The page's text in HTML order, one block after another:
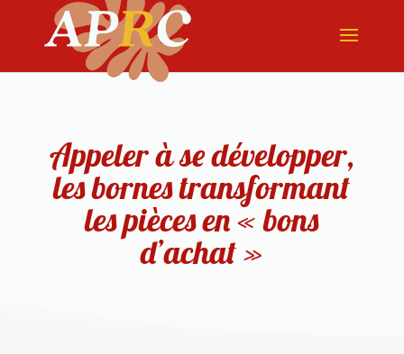
Appeler à se développer,
les bornes transformant
les pièces en « bons
d’achat »